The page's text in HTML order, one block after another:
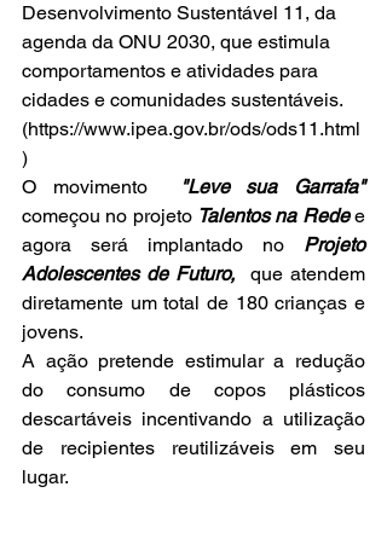
Desenvolvimento Sustentável 11, da
agenda da ONU 2030, que estimula
comportamentos e atividades para
cidades e comunidades sustentáveis.
(https://www.ipea.gov.br/ods/ods11.html
)
O movimento
"Leve sua Garrafa"
começou no projeto Talentos na Rede e
agora será implantado no Projeto
Adolescentes de Futuro,
que atendem
diretamente um total de 180 crianças e
jovens.
A ação pretende estimular a redução
do consumo de copos plásticos
descartáveis incentivando a utilização
de recipientes reutilizáveis em seu
lugar.